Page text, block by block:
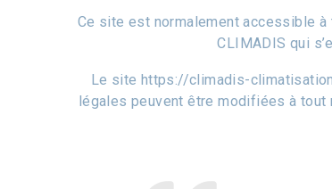
Ce site est normalement accessible
CLIMADIS qui
Le site https://climadis-
légales peuvent être modifiées à tout